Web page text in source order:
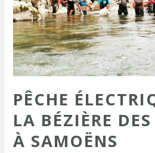
PÊCHE
LA BÉZIÈRE
À SAMOËNS
à
SAMOËNS